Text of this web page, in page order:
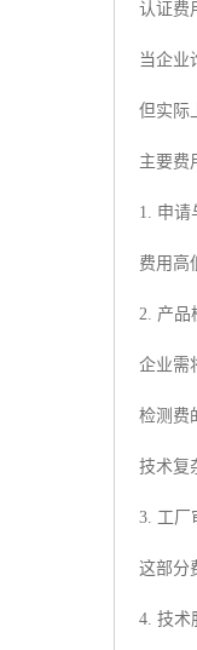
认证费
当企业
但实际
主要费
1. 申请
费用高
2. 产品
企业需
检测费
技术复
3. 工厂
这部分
4. 技术